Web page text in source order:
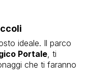
ideale. Il parco
Portale , ti
che ti faranno